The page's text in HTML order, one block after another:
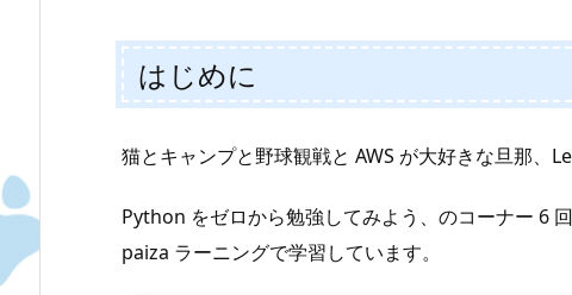
はじめに
猫とキャンプと野球観戦と AWS が大好きな旦那、
Python をゼロから勉強してみよう、のコーナー 6 回
paiza ラーニングで学習しています。